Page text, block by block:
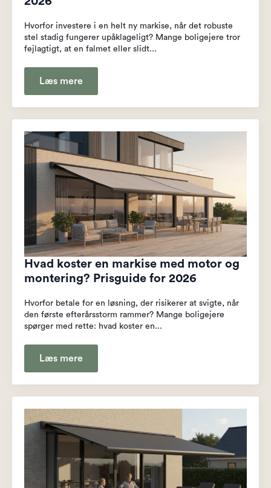
Hvorfor investere i en helt ny markise, når det robuste
stel stadig fungerer upåklageligt? Mange boligejere tror
fejlagtigt, at en falmet eller slidt...
Læs mere
Hvad koster en markise med motor og
montering? Prisguide for 2026
Hvorfor betale for en løsning, der risikerer at svigte, når
den første efterårsstorm rammer? Mange boligejere
spørger med rette: hvad koster en...
Læs mere